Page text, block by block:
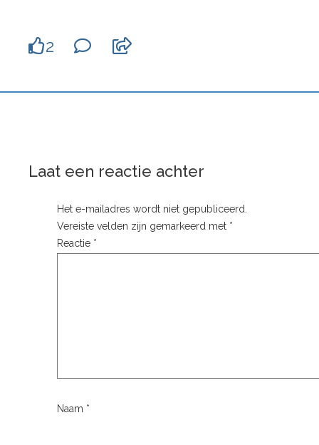
2
Laat een reactie achter
Het e-mailadres wordt niet gepubliceerd.
Vereiste velden zijn gemarkeerd met *
Reactie *
Naam *